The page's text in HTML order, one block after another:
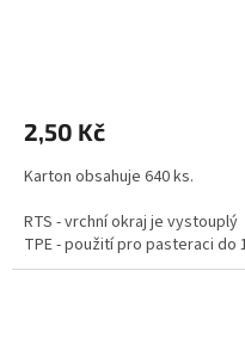
2,50 Kč
Karton obsahuje 640 ks.
RTS - vrchní okraj je vystouplý
TPE - použití pro pasteraci do
Není vhodné pro tuky a oleje.